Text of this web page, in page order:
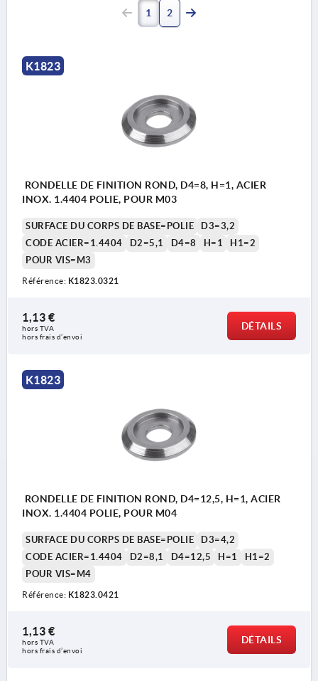
1 2
K1823
RONDELLE DE FINITION ROND, D4=8, H=1, ACIER
INOX. 1.4404 POLIE, POUR M03
SURFACE DU CORPS DE BASE=POLIE
D3=3,2
CODE ACIER=1.4404
D2=5,1 D4=8 H=1
H1=2
POUR VIS=M3
Référence: K1823.0321
1,13 €
hors TVA
hors frais d’envoi
DÉTAILS
K1823
RONDELLE DE FINITION ROND, D4=12,5, H=1, ACIER
INOX. 1.4404 POLIE, POUR M04
SURFACE DU CORPS DE BASE=POLIE
D3=4,2
CODE ACIER=1.4404
D2=8,1 D4=12,5 H=1
H1=2
POUR VIS=M4
Référence: K1823.0421
1,13 €
hors TVA
hors frais d’envoi
DÉTAILS